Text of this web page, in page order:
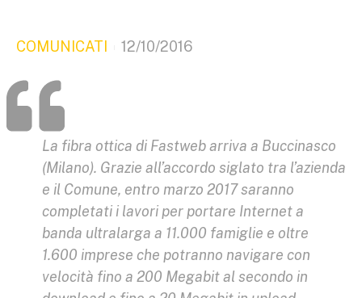
COMUNICATI 12/10/2016
La fibra ottica di Fastweb arriva a Buccinasco
(Milano). Grazie all’accordo siglato tra l’azienda
e il Comune, entro marzo 2017 saranno
completati i lavori per portare Internet a
banda ultralarga a 11.000 famiglie e oltre
1.600 imprese che potranno navigare con
velocità fino a 200 Megabit al secondo in